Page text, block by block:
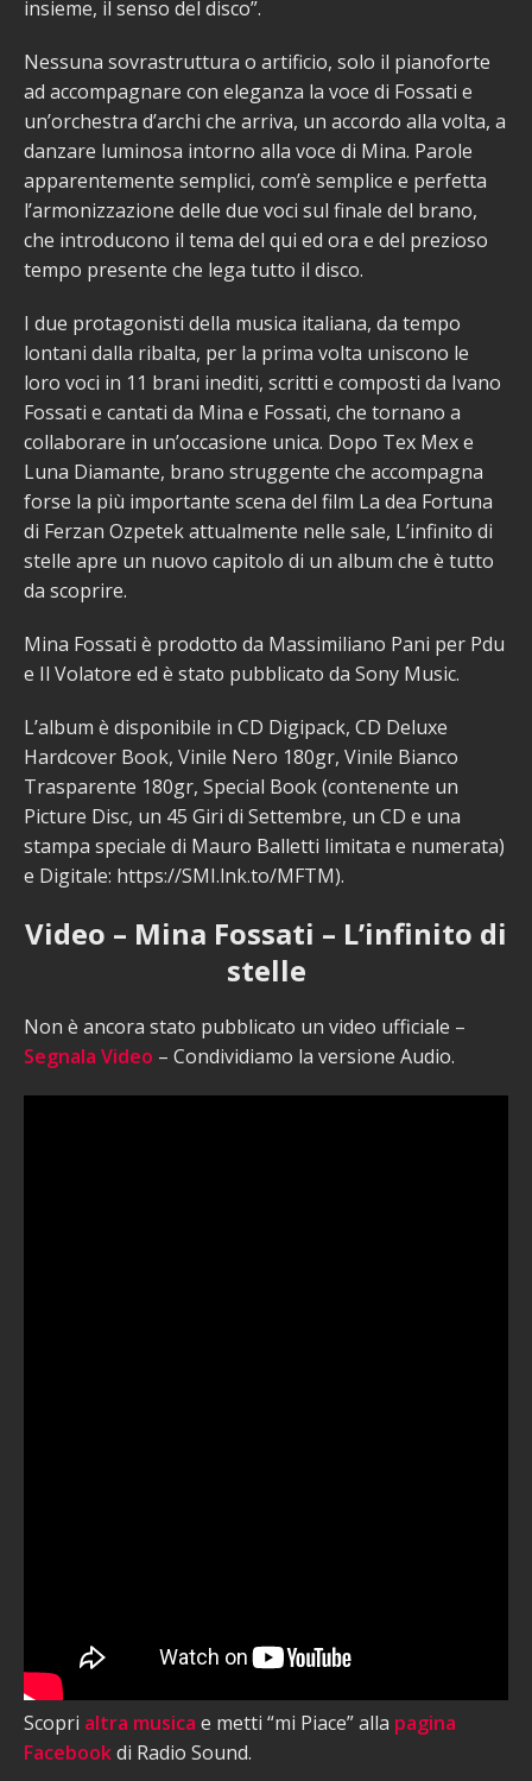
insieme, il senso del disco”.
Nessuna sovrastruttura o artificio, solo il pianoforte
ad accompagnare con eleganza la voce di Fossati e
un’orchestra d’archi che arriva, un accordo alla volta, a
danzare luminosa intorno alla voce di Mina. Parole
apparentemente semplici, com’è semplice e perfetta
l’armonizzazione delle due voci sul finale del brano,
che introducono il tema del qui ed ora e del prezioso
tempo presente che lega tutto il disco.
I due protagonisti della musica italiana, da tempo
lontani dalla ribalta, per la prima volta uniscono le
loro voci in 11 brani inediti, scritti e composti da Ivano
Fossati e cantati da Mina e Fossati, che tornano a
collaborare in un’occasione unica. Dopo Tex Mex e
Luna Diamante, brano struggente che accompagna
forse la più importante scena del film La dea Fortuna
di Ferzan Ozpetek attualmente nelle sale, L’infinito di
stelle apre un nuovo capitolo di un album che è tutto
da scoprire.
Mina Fossati è prodotto da Massimiliano Pani per Pdu
e Il Volatore ed è stato pubblicato da Sony Music.
L’album è disponibile in CD Digipack, CD Deluxe
Hardcover Book, Vinile Nero 180gr, Vinile Bianco
Trasparente 180gr, Special Book (contenente un
Picture Disc, un 45 Giri di Settembre, un CD e una
stampa speciale di Mauro Balletti limitata e numerata)
e Digitale: https://SMI.lnk.to/MFTM).
Video – Mina Fossati – L’infinito di
stelle
Non è ancora stato pubblicato un video ufficiale –
Segnala Video – Condividiamo la versione Audio.
Scopri altra musica e metti “mi Piace” alla pagina
Facebookdi Radio Sound.